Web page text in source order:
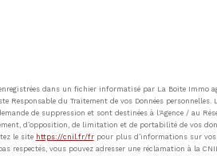
dans un fichier informatisé par La Boite
Responsable du Traitement de vos Données
de suppression et sont destinées à l'Agence / au
d’opposition, de limitation et de portabilité de vos
le site https://cnil.fr/frpour plus d’informations sur vos
respectés, vous pouvez adresser une réclamation à la